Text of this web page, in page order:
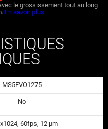
le grossissement tout au long
En savoir plus
MS5EVO1275
No
60fps, 12 µm